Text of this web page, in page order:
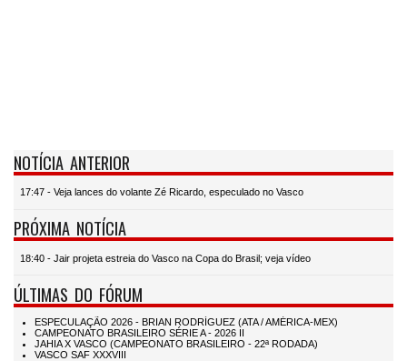
NOTÍCIA ANTERIOR
17:47 - Veja lances do volante Zé Ricardo, especulado no Vasco
PRÓXIMA NOTÍCIA
18:40 - Jair projeta estreia do Vasco na Copa do Brasil; veja vídeo
ÚLTIMAS DO FÓRUM